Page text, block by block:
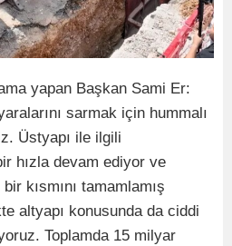
yapan Başkan Sami Er:
sarmak için hummalı
Üstyapı ile ilgili
hızla devam ediyor ve
kısmını tamamlamış
altyapı konusunda da ciddi
Toplamda 15 milyar